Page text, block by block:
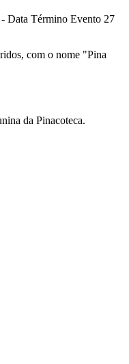
Data Término Evento 27
da Pinacoteca.